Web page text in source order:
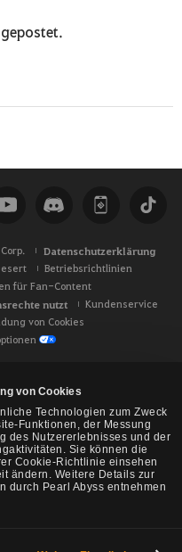
von Cookies
Technologien zum Zweck
Funktionen, der Messung
des Nutzererlebnisses und der
Sie können die
Cookie-Richtlinie einsehen
ändern. Weitere Details zur
durch Pearl Abyss entnehmen
Datenschutzerklärung
Betriebsrichtlinien
für Fan-Content
nutzt
Kundenservice
von Cookies